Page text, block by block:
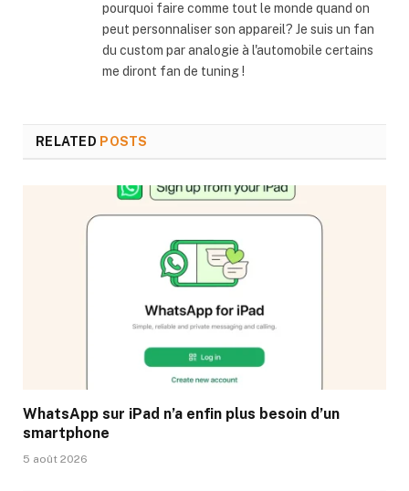
pourquoi faire comme tout le monde quand on
peut personnaliser son appareil? Je suis un fan
du custom par analogie à l'automobile certains
me diront fan de tuning !
RELATED POSTS
WhatsApp sur iPad n’a enfin plus besoin d’un
smartphone
5 août 2026